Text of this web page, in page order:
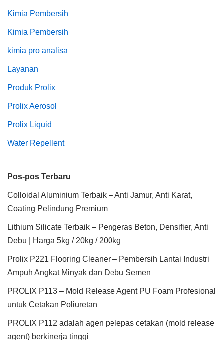
Kimia Pembersih
Kimia Pembersih
kimia pro analisa
Layanan
Produk Prolix
Prolix Aerosol
Prolix Liquid
Water Repellent
Pos-pos Terbaru
Colloidal Aluminium Terbaik – Anti Jamur, Anti Karat,
Coating Pelindung Premium
Lithium Silicate Terbaik – Pengeras Beton, Densifier, Anti
Debu | Harga 5kg / 20kg / 200kg
Prolix P221 Flooring Cleaner – Pembersih Lantai Industri
Ampuh Angkat Minyak dan Debu Semen
PROLIX P113 – Mold Release Agent PU Foam Profesional
untuk Cetakan Poliuretan
PROLIX P112 adalah agen pelepas cetakan (mold release
agent) berkinerja tinggi